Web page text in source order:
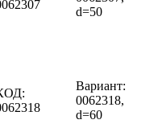
d=50
Вариант:
0062318,
d=60